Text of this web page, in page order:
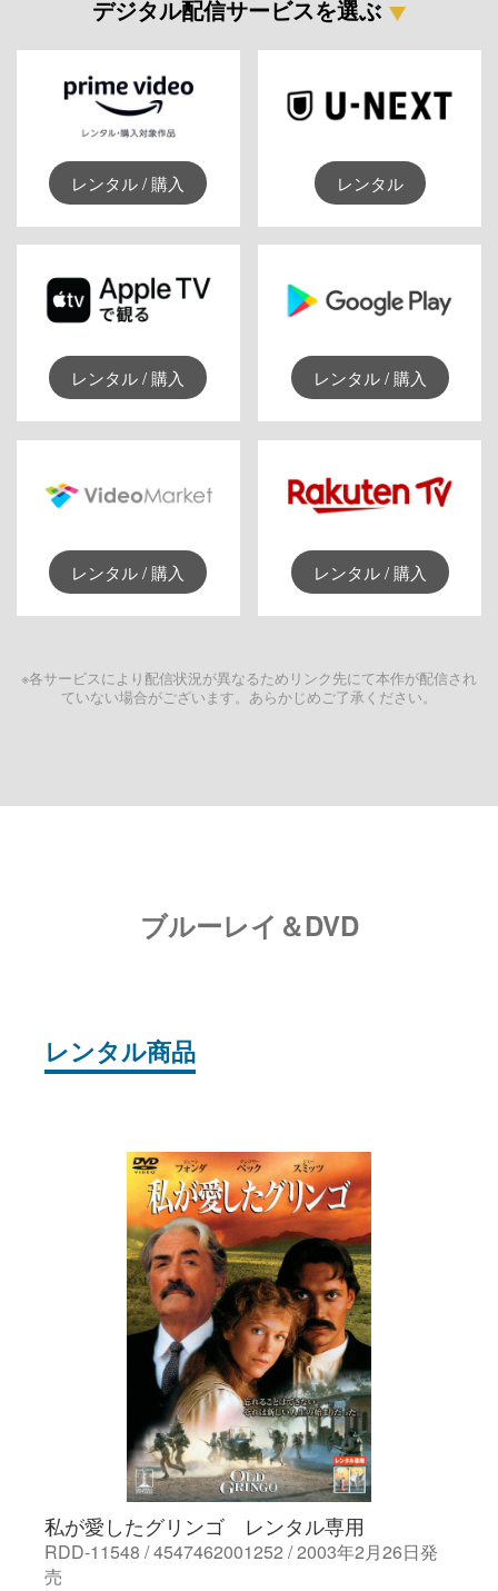
デジタル配信サービスを選ぶ
レンタル / 購入 レンタル
レンタル / 購入 レンタル / 購入
レンタル / 購入 レンタル / 購入
※各サービスにより配信状況が異なるためリンク先にて本作が配信され
ていない場合がございます。あらかじめご了承ください。
ブルーレイ＆DVD
レンタル商品
私が愛したグリンゴ レンタル専用
RDD-11548 / 4547462001252 / 2003年2月26日発
売